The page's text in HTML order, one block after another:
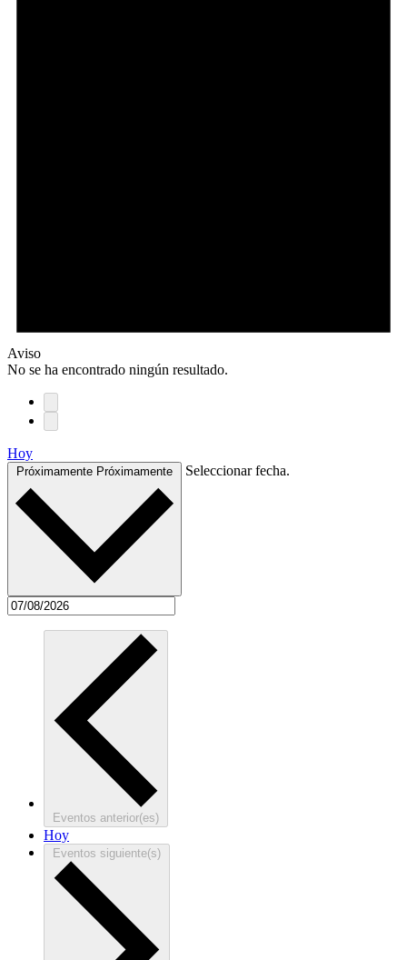
Aviso
No se ha encontrado ningún resultado.
Hoy
Próximamente Próximamente Seleccionar fecha.
Eventos anterior(es)
Hoy
Eventos siguiente(s)